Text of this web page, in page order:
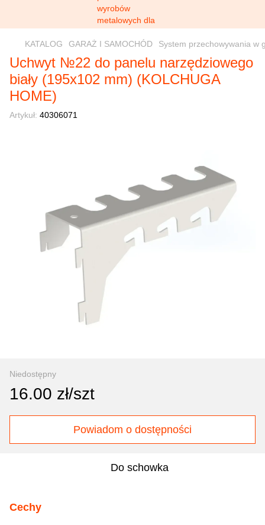
KATALOG GARAŻ I SAMOCHÓD System przechowywania w
Uchwyt №22 do panelu narzędziowego
biały (195х102 mm) (KOLCHUGA
HOME)
Artykuł: 40306071
Niedostępny
16.00 zł/szt
Powiadom o dostępności
Do schowka
Cechy